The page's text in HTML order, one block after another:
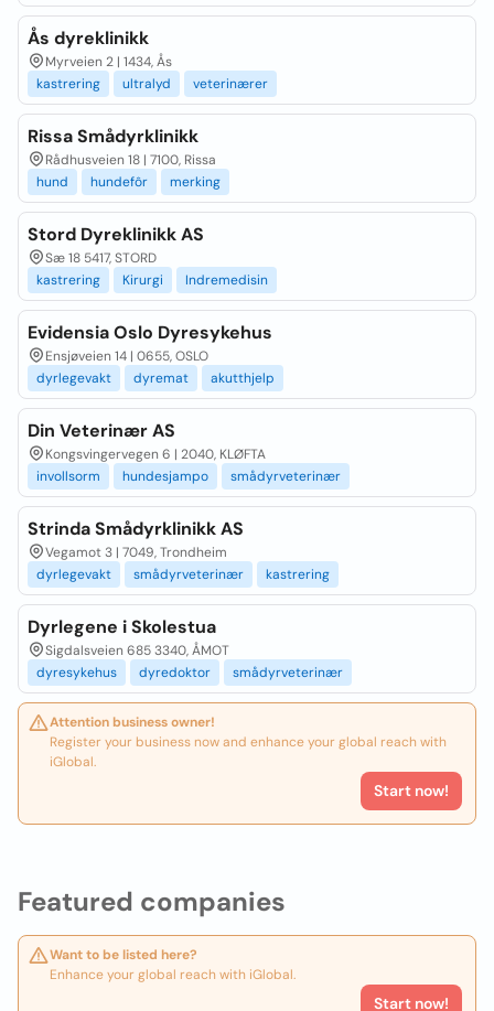
Featured companies
Want to be listed here?
Enhance your global reach with iGlobal.
Start now!
Ås dyreklinikk
Myrveien 2 | 1434, Ås
kastrering
ultralyd veterinærer
Rissa Smådyrklinikk
Rådhusveien 18 | 7100, Rissa
hund
hundefôr merking
Stord Dyreklinikk AS
Sæ 18 5417, STORD
kastrering
Kirurgi Indremedisin
Evidensia Oslo Dyresykehus
Ensjøveien 14 | 0655, OSLO
dyrlegevakt
dyremat akutthjelp
Din Veterinær AS
Kongsvingervegen 6 | 2040, KLØFTA
invollsorm
hundesjampo smådyrveterinær
Strinda Smådyrklinikk AS
Vegamot 3 | 7049, Trondheim
dyrlegevakt
smådyrveterinær kastrering
Dyrlegene i Skolestua
Sigdalsveien 685 3340, ÅMOT
dyresykehus
dyredoktor smådyrveterinær
Attention business owner!
Register your business now and enhance your global reach with
iGlobal.
Start now!